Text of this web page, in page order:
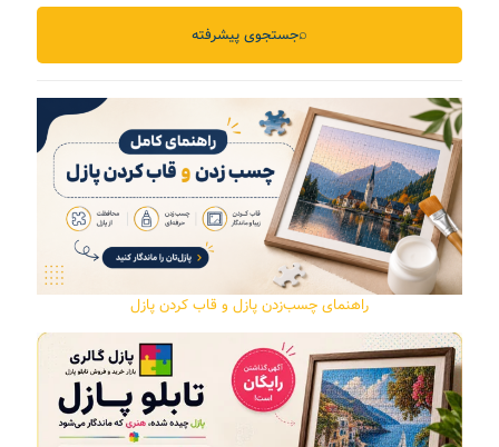
جستجوی پیشرفته⌕
راهنمای چسب‌زدن پازل و قاب کردن پازل